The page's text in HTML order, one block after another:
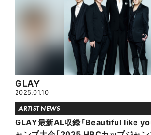
GLAY
2025.01.10
ARTIST NEWS
GLAY最新AL収録「Beautiful like